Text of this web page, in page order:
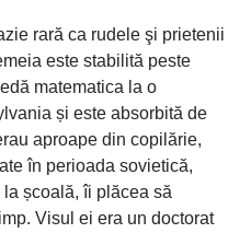
rară ca rudele şi prietenii
este stabilită peste
matematica la o
și este absorbită de
aproape din copilărie,
în perioada sovietică,
școală, îi plăcea să
Visul ei era un doctorat